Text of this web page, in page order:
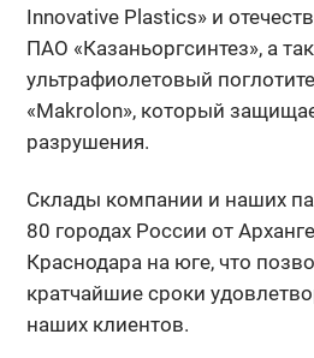
Innovative Plastics» и
ПАО «Казаньоргсинтез», а
ультрафиолетовый
«Makrolon», который
разрушения.
Склады компании и наших
80 городах России от
Краснодара на юге, что
кратчайшие сроки
наших клиентов.